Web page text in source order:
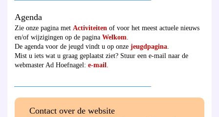
Agenda
Zie onze pagina met Activiteiten of voor het meest actuele nieuws
en/of wijzigingen op de pagina Welkom
De agenda voor de jeugd vindt u op onze jeugdpagina
Mist u iets wat u graag geplaatst ziet? Stuur een e-mail naar de
webmaster Ad Hoefnagel: e-mail
Contact over de website